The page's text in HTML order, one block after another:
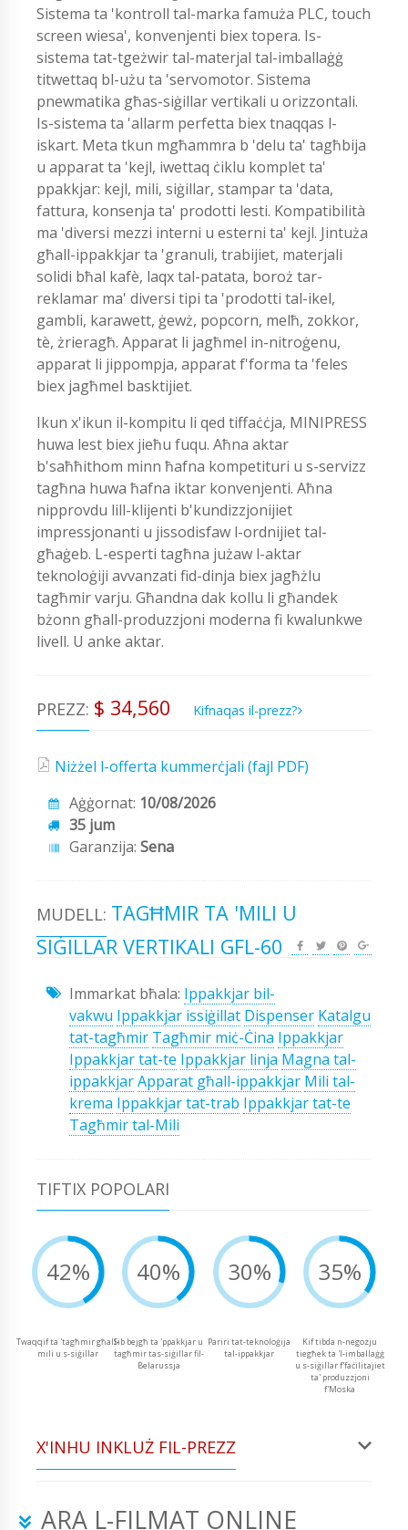
Sistema ta 'kontroll tal-marka famuża PLC, touch
screen wiesa', konvenjenti biex topera. Is-
sistema tat-tgeżwir tal-materjal tal-imballaġġ
titwettaq bl-użu ta 'servomotor. Sistema
pnewmatika għas-siġillar vertikali u orizzontali.
Is-sistema ta 'allarm perfetta biex tnaqqas l-
iskart. Meta tkun mgħammra b 'delu ta' tagħbija
u apparat ta 'kejl, iwettaq ċiklu komplet ta'
ppakkjar: kejl, mili, siġillar, stampar ta 'data,
fattura, konsenja ta' prodotti lesti. Kompatibilità
ma 'diversi mezzi interni u esterni ta' kejl. Jintuża
għall-ippakkjar ta 'granuli, trabijiet, materjali
solidi bħal kafè, laqx tal-patata, boroż tar-
reklamar ma' diversi tipi ta 'prodotti tal-ikel,
gambli, karawett, ġewż, popcorn, melħ, zokkor,
tè, żrieragħ. Apparat li jagħmel in-nitroġenu,
apparat li jippompja, apparat f'forma ta 'feles
biex jagħmel basktijiet.
Ikun x'ikun il-kompitu li qed tiffaċċja, MINIPRESS
huwa lest biex jieħu fuqu. Aħna aktar
b'saħħithom minn ħafna kompetituri u s-servizz
tagħna huwa ħafna iktar konvenjenti. Aħna
nipprovdu lill-klijenti b'kundizzjonijiet
impressjonanti u jissodisfaw l-ordnijiet tal-
għaġeb. L-esperti tagħna jużaw l-aktar
teknoloġiji avvanzati fid-dinja biex jagħżlu
tagħmir varju. Għandna dak kollu li għandek
bżonn għall-produzzjoni moderna fi kwalunkwe
livell. U anke aktar.
PREZZ: $ 34,560 Kifnaqas il-prezz?
Niżżel l-offerta kummerċjali (fajl PDF)
Aġġornat: 10/08/2026
35 jum
Garanzija: Sena
MUDELL: TAGĦMIR TA 'MILI U
SIĠILLAR VERTIKALI GFL-60
Immarkat bħala: Ippakkjar bil-
vakwu Ippakkjar issiġillat Dispenser Katalgu
tat-tagħmir Tagħmir miċ-Ċina Ippakkjar
Ippakkjar tat-te Ippakkjar linja Magna tal-
ippakkjarApparat għall-ippakkjar Mili tal-
krema Ippakkjar tat-trab Ippakkjar tat-te
Tagħmir tal-Mili
TIFTIX POPOLARI
42%
Twaqqif ta 'tagħmir għall-
mili u s-siġillar
40%
Sib bejgħ ta 'ppakkjar u
tagħmir tas-siġillar fil-
Belarussja
30%
Pariri tat-teknoloġija
tal-ippakkjar
35%
Kif tibda n-negozju
tiegħek ta 'l-imballaġġ
u s-siġillar f'faċilitajiet
ta' produzzjoni
f'Moska
X'INHU INKLUŻ FIL-PREZZ
ARA L-FILMAT ONLINE